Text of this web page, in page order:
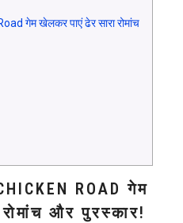
गेम खेलकर पाएं ढेर सारा रोमांच
ROAD गेम
और पुरस्कार!